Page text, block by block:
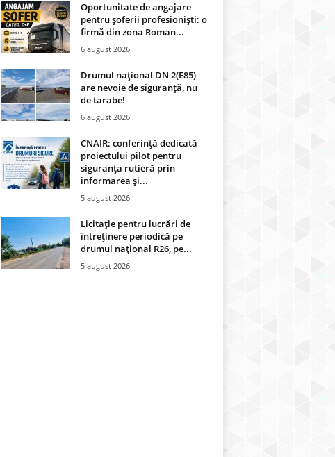
Oportunitate de angajare
pentru șoferii profesioniști: o
firmă din zona Roman...
6 august 2026
Drumul național DN 2(E85)
are nevoie de siguranță, nu
de tarabe!
6 august 2026
CNAIR: conferință dedicată
proiectului pilot pentru
siguranța rutieră prin
informarea și...
5 august 2026
Licitație pentru lucrări de
întreținere periodică pe
drumul național R26, pe...
5 august 2026